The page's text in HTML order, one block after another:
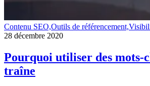
Contenu SEO,Outils de référencement,
28 décembre 2020
Pourquoi utiliser des mots-
traîne